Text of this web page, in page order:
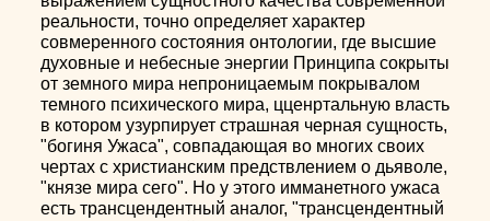
реальности, точно определяет характер
совмеренного состояния онтологии, где высшие
духовные и небесные энергии Принципа сокрыты
от земного мира непроницаемым покрывалом
темного психического мира, цценртальную власть
в котором узурпирует страшная черная сущность,
"богиня Ужаса", совпадающая во многих своих
чертах с христианским предствлением о дьяволе,
"князе мира сего". Но у этого имманетного ужаса
есть трансцендентный аналог, "трансцендентный